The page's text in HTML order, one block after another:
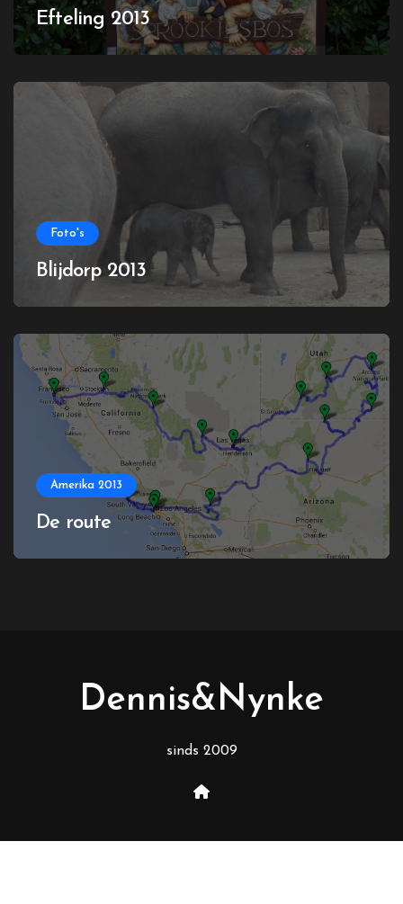
Efteling 2013
Foto's
Blijdorp 2013
Amerika 2013
De route
Dennis&Nynke
sinds 2009